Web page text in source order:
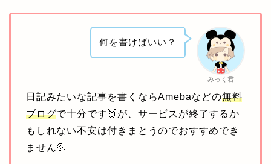
みっく君
何を書けばいい？
日記みたいな記事を書くならAmebaなどの無料
ブログで十分です🙌が、サービスが終了するか
もしれない不安は付きまとうのでおすすめでき
ません💦